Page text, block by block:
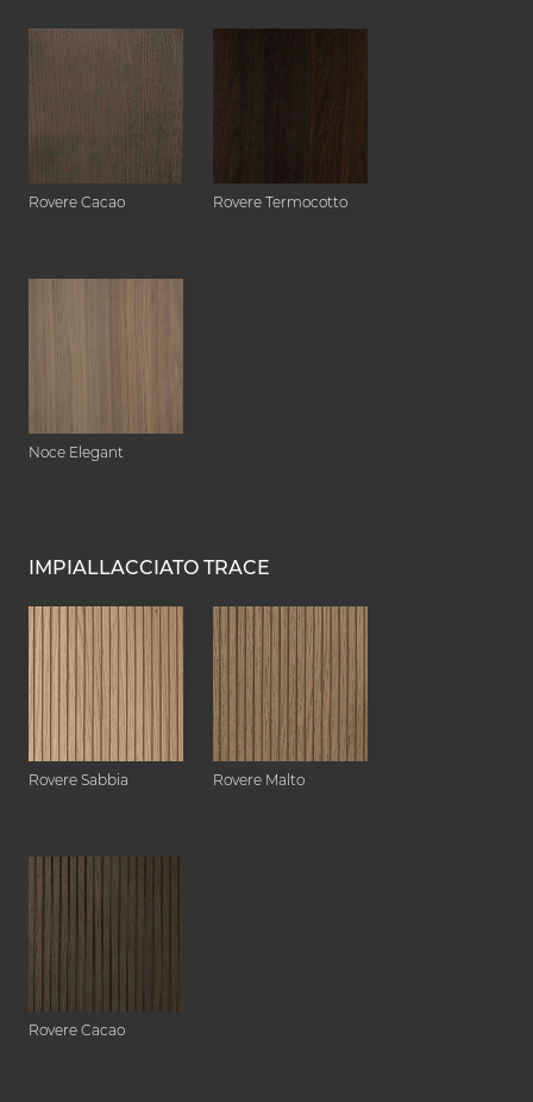
Rovere Cacao Rovere Termocotto
Noce Elegant
IMPIALLACCIATO TRACE
Rovere Sabbia Rovere Malto
Rovere Cacao